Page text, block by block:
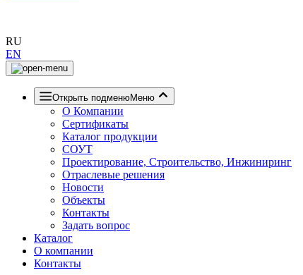
RU
EN
Открыть подменюМеню
О Компании
Сертификаты
Каталог продукции
СОУТ
Проектирование, Строительство, Инжиниринг
Отраслевые решения
Новости
Объекты
Контакты
Задать вопрос
Каталог
О компании
Контакты